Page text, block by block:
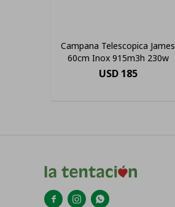
Campana Telescopica James
60cm Inox 915m3h 230w
USD 185
  